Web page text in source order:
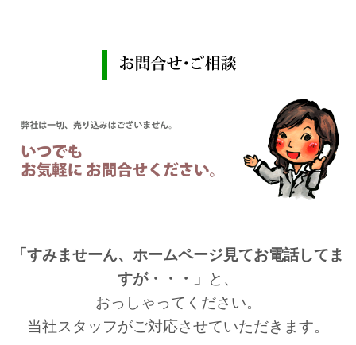
「すみませーん、ホームページ見てお電話してま
すが・・・」
と、
おっしゃってください。
当社スタッフがご対応させていただきます。